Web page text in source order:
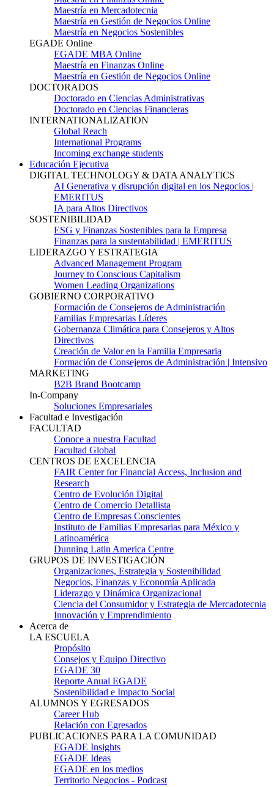
Maestría en Mercadotecnia
Maestría en Gestión de Negocios Online
Maestría en Negocios Sostenibles
EGADE Online
EGADE MBA Online
Maestría en Finanzas Online
Maestría en Gestión de Negocios Online
DOCTORADOS
Doctorado en Ciencias Administrativas
Doctorado en Ciencias Financieras
INTERNATIONALIZATION
Global Reach
International Programs
Incoming exchange students
Educación Ejecutiva
DIGITAL TECHNOLOGY & DATA ANALYTICS
AI Generativa y disrupción digital en los Negocios |
EMERITUS
IA para Altos Directivos
SOSTENIBILIDAD
ESG y Finanzas Sostenibles para la Empresa
Finanzas para la sustentabilidad | EMERITUS
LIDERAZGO Y ESTRATEGIA
Advanced Management Program
Journey to Conscious Capitalism
Women Leading Organizations
GOBIERNO CORPORATIVO
Formación de Consejeros de Administración
Familias Empresarias Líderes
Gobernanza Climática para Consejeros y Altos
Directivos
Creación de Valor en la Familia Empresaria
Formación de Consejeros de Administración | Intensivo
MARKETING
B2B Brand Bootcamp
In-Company
Soluciones Empresariales
Facultad e Investigación
FACULTAD
Conoce a nuestra Facultad
Facultad Global
CENTROS DE EXCELENCIA
FAIR Center for Financial Access, Inclusion and
Research
Centro de Evolución Digital
Centro de Comercio Detallista
Centro de Empresas Conscientes
Instituto de Familias Empresarias para México y
Latinoamérica
Dunning Latin America Centre
GRUPOS DE INVESTIGACIÓN
Organizaciones, Estrategia y Sostenibilidad
Negocios, Finanzas y Economía Aplicada
Liderazgo y Dinámica Organizacional
Ciencia del Consumidor y Estrategia de Mercadotecnia
Innovación y Emprendimiento
Acerca de
LA ESCUELA
Propósito
Consejos y Equipo Directivo
EGADE 30
Reporte Anual EGADE
Sostenibilidad e Impacto Social
ALUMNOS Y EGRESADOS
Career Hub
Relación con Egresados
PUBLICACIONES PARA LA COMUNIDAD
EGADE Insights
EGADE Ideas
EGADE en los medios
Territorio Negocios - Podcast